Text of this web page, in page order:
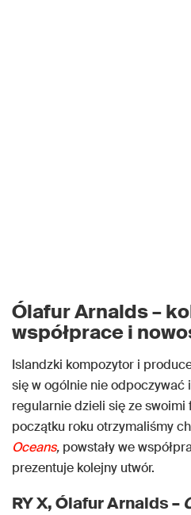
Ólafur Arnalds –
współprace i
Islandzki kompozytor i
się w ogólnie nie odpoczywać
regularnie dzieli się ze
początku roku otrzymaliśmy
Oceans, powstały we
prezentuje kolejny utwór.
RY X, Ólafur Arnalds –